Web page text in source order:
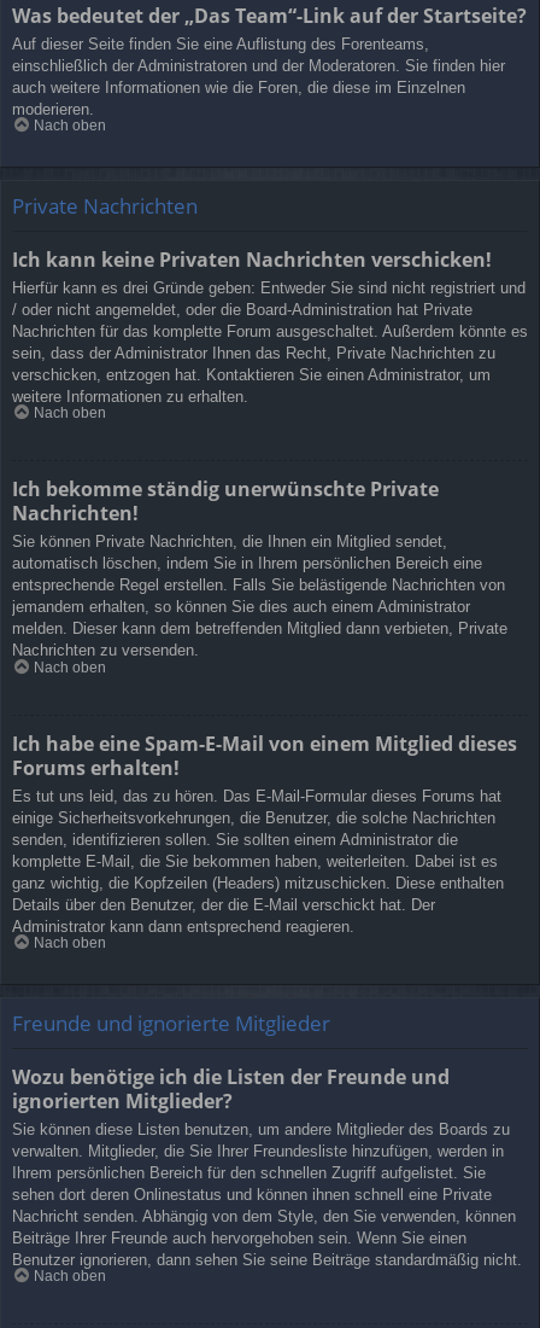
Was bedeutet der „Das Team“-Link auf der Startseite?
Auf dieser Seite finden Sie eine Auflistung des Forenteams,
einschließlich der Administratoren und der Moderatoren. Sie finden hier
auch weitere Informationen wie die Foren, die diese im Einzelnen
moderieren.
Nach oben
Private Nachrichten
Ich kann keine Privaten Nachrichten verschicken!
Hierfür kann es drei Gründe geben: Entweder Sie sind nicht registriert und
/ oder nicht angemeldet, oder die Board-Administration hat Private
Nachrichten für das komplette Forum ausgeschaltet. Außerdem könnte es
sein, dass der Administrator Ihnen das Recht, Private Nachrichten zu
verschicken, entzogen hat. Kontaktieren Sie einen Administrator, um
weitere Informationen zu erhalten.
Nach oben
Ich bekomme ständig unerwünschte Private
Nachrichten!
Sie können Private Nachrichten, die Ihnen ein Mitglied sendet,
automatisch löschen, indem Sie in Ihrem persönlichen Bereich eine
entsprechende Regel erstellen. Falls Sie belästigende Nachrichten von
jemandem erhalten, so können Sie dies auch einem Administrator
melden. Dieser kann dem betreffenden Mitglied dann verbieten, Private
Nachrichten zu versenden.
Nach oben
Ich habe eine Spam-E-Mail von einem Mitglied dieses
Forums erhalten!
Es tut uns leid, das zu hören. Das E-Mail-Formular dieses Forums hat
einige Sicherheitsvorkehrungen, die Benutzer, die solche Nachrichten
senden, identifizieren sollen. Sie sollten einem Administrator die
komplette E-Mail, die Sie bekommen haben, weiterleiten. Dabei ist es
ganz wichtig, die Kopfzeilen (Headers) mitzuschicken. Diese enthalten
Details über den Benutzer, der die E-Mail verschickt hat. Der
Administrator kann dann entsprechend reagieren.
Nach oben
Freunde und ignorierte Mitglieder
Wozu benötige ich die Listen der Freunde und
ignorierten Mitglieder?
Sie können diese Listen benutzen, um andere Mitglieder des Boards zu
verwalten. Mitglieder, die Sie Ihrer Freundesliste hinzufügen, werden in
Ihrem persönlichen Bereich für den schnellen Zugriff aufgelistet. Sie
sehen dort deren Onlinestatus und können ihnen schnell eine Private
Nachricht senden. Abhängig von dem Style, den Sie verwenden, können
Beiträge Ihrer Freunde auch hervorgehoben sein. Wenn Sie einen
Benutzer ignorieren, dann sehen Sie seine Beiträge standardmäßig nicht.
Nach oben